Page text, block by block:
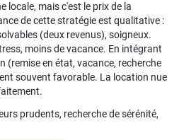
locale, mais c'est le prix de la
de cette stratégie est qualitative :
(deux revenus), soigneux.
moins de vacance. En intégrant
(remise en état, vacance, recherche
souvent favorable. La location nue
prudents, recherche de sérénité,